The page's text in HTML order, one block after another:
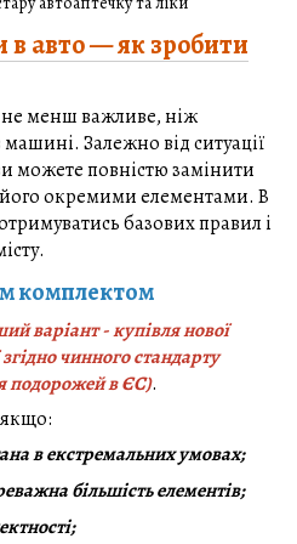
авто — як зробити
менш важливе, ніж
Залежно від ситуації
можете повністю замінити
окремими елементами. В
базових правил і
комплектом
варіант - купівля нової
чинного стандарту
подорожей в ЄС).
якщо:
в екстремальних умовах;
більшість елементів;